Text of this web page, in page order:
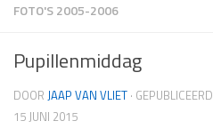
FOTO'S 2005-2006
Pupillenmiddag
DOOR JAAP VAN VLIET · GEPUBLICEERD
15 JUNI 2015